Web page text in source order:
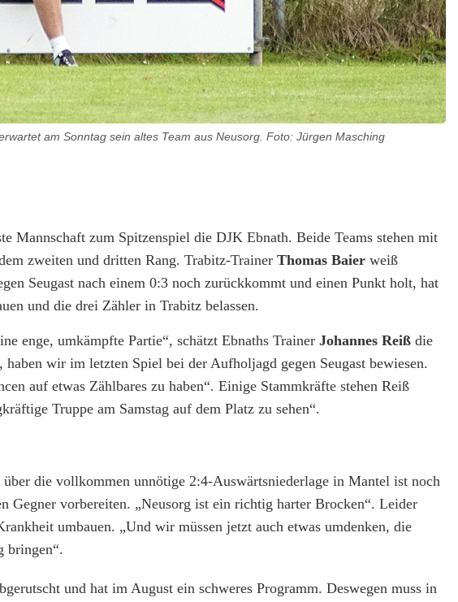
am Sonntag sein altes Team aus Neusorg. Foto: Jürgen Masching
Mannschaft zum Spitzenspiel die DJK Ebnath. Beide Teams stehen mit
zweiten und dritten Rang. Trabitz-Trainer Thomas Baier weiß
Seugast nach einem 0:3 noch zurückkommt und einen Punkt holt, hat
und die drei Zähler in Trabitz belassen.
enge, umkämpfte Partie“, schätzt Ebnaths Trainer Johannes Reiß die
wir im letzten Spiel bei der Aufholjagd gegen Seugast bewiesen.
auf etwas Zählbares zu haben“. Einige Stammkräfte stehen Reiß
Truppe am Samstag auf dem Platz zu sehen“.
über die vollkommen unnötige 2:4-Auswärtsniederlage in Mantel ist noch
Gegner vorbereiten. „Neusorg ist ein richtig harter Brocken“. Leider
umbauen. „Und wir müssen jetzt auch etwas umdenken, die
bringen“.
und hat im August ein schweres Programm. Deswegen muss in